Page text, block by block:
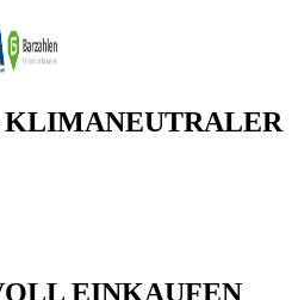
EINKAUFEN